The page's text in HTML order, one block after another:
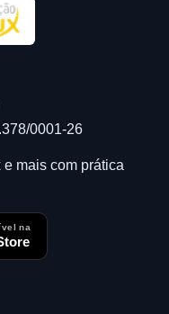
0001-26
mais com prática
na